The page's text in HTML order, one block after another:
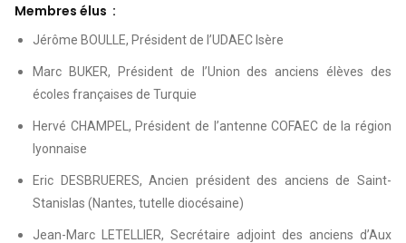
Membres élus :
Jérôme BOULLE, Président de l’UDAEC Isère
Marc BUKER, Président de l’Union des anciens élèves des
écoles françaises de Turquie
Hervé CHAMPEL, Président de l’antenne COFAEC de la région
lyonnaise
Eric DESBRUERES, Ancien président des anciens de Saint-
Stanislas (Nantes, tutelle diocésaine)
Jean-Marc LETELLIER, Secrétaire adjoint des anciens d’Aux